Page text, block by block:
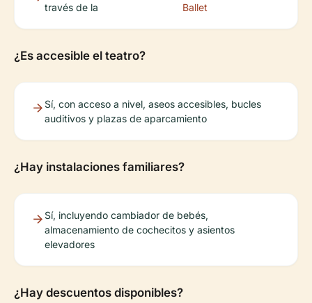
través de la
Ballet
¿Es accesible el teatro?
Sí, con acceso a nivel, aseos accesibles, bucles
auditivos y plazas de aparcamiento
¿Hay instalaciones familiares?
Sí, incluyendo cambiador de bebés,
almacenamiento de cochecitos y asientos
elevadores
¿Hay descuentos disponibles?